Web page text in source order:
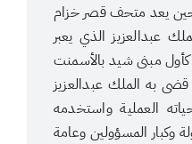
حين يعد متحف قصر خزام
عبدالعزيز الذي يعبر
مبنى شيد بالأسمنت
حيث قضى به الملك عبدالعزيز
العملية واستخدمه
وكبار المسؤولين وعامة